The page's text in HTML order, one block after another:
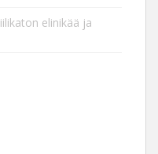
elinikää ja